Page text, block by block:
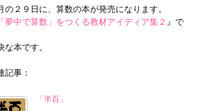
の ２９日に、算数の本が発売になります。
「夢中で算数」をつくる教材アイディア集２ 』で
な本です。
記事：
「半百」